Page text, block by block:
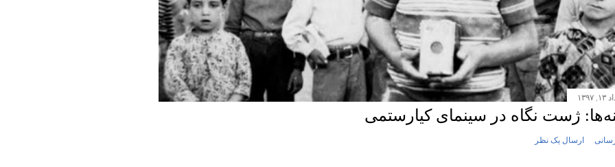
ژست نگاه در سینمای کیارستمی
ارسال یک نظر